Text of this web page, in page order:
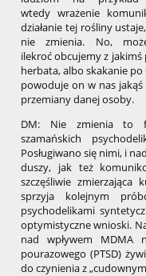
wtedy wrażenie
działanie tej rośliny
nie zmienia. No,
ilekroć obcujemy z
herbata, albo skakanie po
powoduje on w nas jakąś
przemiany danej osoby.
DM: Nie zmienia to
szamańskich
Posługiwano się nimi, i
duszy, jak też
szczęśliwie zmierzająca
sprzyja kolejnym
psychodelikami
optymistyczne wnioski.
nad wpływem MDMA
pourazowego (PTSD)
do czynienia z